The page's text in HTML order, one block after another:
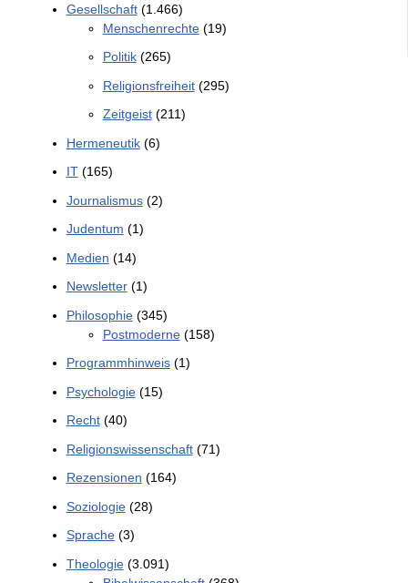
Gesellschaft(1.466)
Menschenrechte(19)
Politik(265)
Religionsfreiheit(295)
Zeitgeist(211)
Hermeneutik(6)
IT(165)
Journalismus(2)
Judentum (1)
Medien (14)
Newsletter(1)
Philosophie(345)
Postmoderne(158)
Programmhinweis(1)
Psychologie(15)
Recht(40)
Religionswissenschaft(71)
Rezensionen (164)
Soziologie(28)
Sprache(3)
Theologie(3.091)